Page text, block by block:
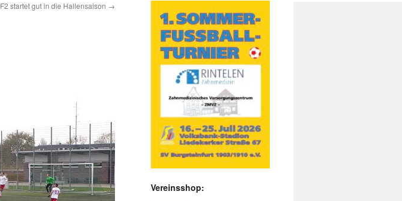
F2 startet gut in die Hallensaison →
Vereinsshop: